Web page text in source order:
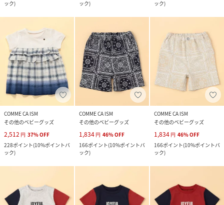
ック)
ック)
ック)
COMME CA ISM
その他のベビーグッズ
2,512 円 37%OFF
228ポイント(10%ポイントバ
ック)
COMME CA ISM
その他のベビーグッズ
1,834 円 46%OFF
166ポイント(10%ポイントバ
ック)
COMME CA ISM
その他のベビーグッズ
1,834 円 46%OFF
166ポイント(10%ポイントバ
ック)